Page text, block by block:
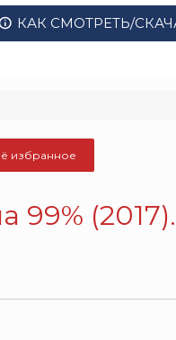
КАК СМОТРЕТЬ/
избранное
99%